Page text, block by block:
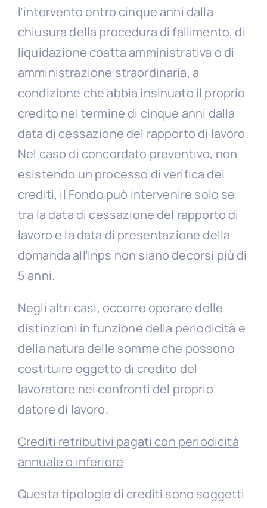
l’intervento entro cinque anni dalla
chiusura della procedura di fallimento, di
liquidazione coatta amministrativa o di
amministrazione straordinaria, a
condizione che abbia insinuato il proprio
credito nel termine di cinque anni dalla
data di cessazione del rapporto di lavoro.
Nel caso di concordato preventivo, non
esistendo un processo di verifica dei
crediti, il Fondo può intervenire solo se
tra la data di cessazione del rapporto di
lavoro e la data di presentazione della
domanda all’Inps non siano decorsi più di
5 anni.
Negli altri casi, occorre operare delle
distinzioni in funzione della periodicità e
della natura delle somme che possono
costituire oggetto di credito del
lavoratore nei confronti del proprio
datore di lavoro.
Crediti retributivi pagati con periodicità
annuale o inferiore
Questa tipologia di crediti sono soggetti